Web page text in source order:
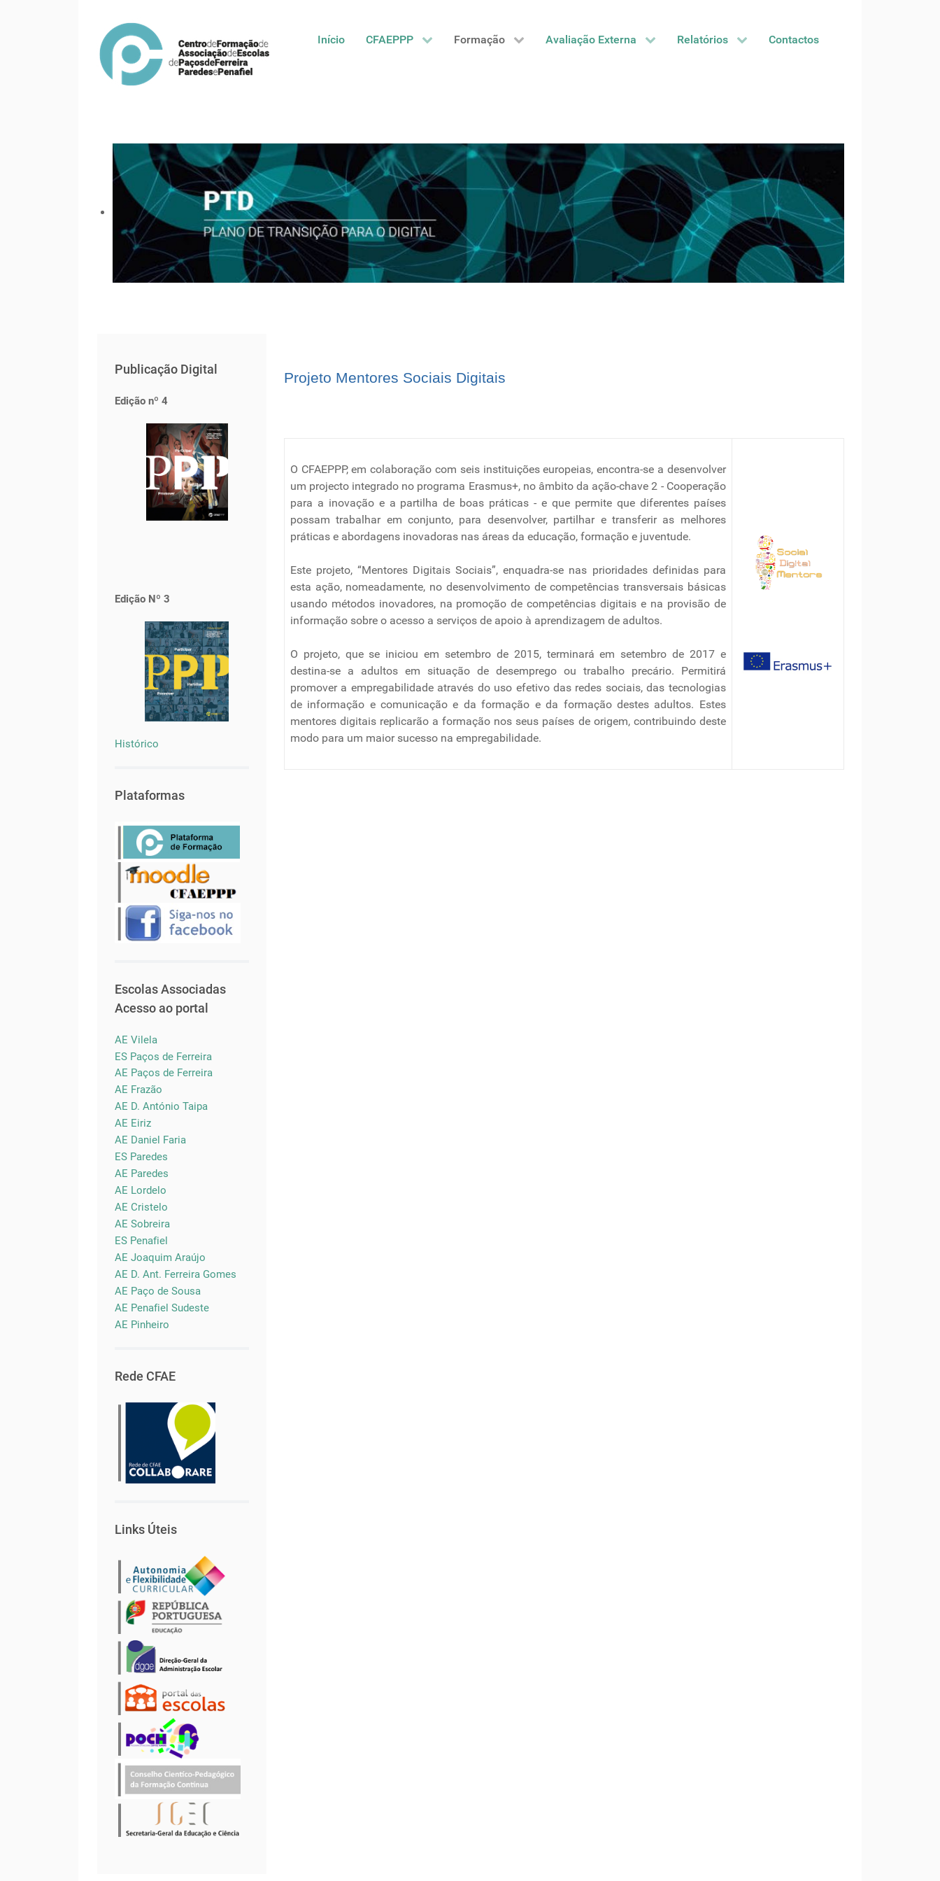
Início CFAEPPP Formação Avaliação Externa Relatórios Contactos
Publicação Digital
Edição nº 4
Edição Nº 3
Histórico
Plataformas
Escolas Associadas
Acesso ao portal
AE Vilela
ES Paços de Ferreira
AE Paços de Ferreira
AE Frazão
AE D. António Taipa
AE Eiriz
AE Daniel Faria
ES Paredes
AE Paredes
AE Lordelo
AE Cristelo
AE Sobreira
ES Penafiel
AE Joaquim Araújo
AE D. Ant. Ferreira Gomes
AE Paço de Sousa
AE Penafiel Sudeste
AE Pinheiro
Rede CFAE
Links Úteis
Projeto Mentores Sociais Digitais
O CFAEPPP, em colaboração com seis instituições europeias, encontra-se a desenvolver
um projecto integrado no programa Erasmus+, no âmbito da ação-chave 2 - Cooperação
para a inovação e a partilha de boas práticas - e que permite que diferentes países
possam trabalhar em conjunto, para desenvolver, partilhar e transferir as melhores
práticas e abordagens inovadoras nas áreas da educação, formação e juventude.
Este projeto, “Mentores Digitais Sociais”, enquadra-se nas prioridades definidas para
esta ação, nomeadamente, no desenvolvimento de competências transversais básicas
usando métodos inovadores, na promoção de competências digitais e na provisão de
informação sobre o acesso a serviços de apoio à aprendizagem de adultos.
O projeto, que se iniciou em setembro de 2015, terminará em setembro de 2017 e
destina-se a adultos em situação de desemprego ou trabalho precário. Permitirá
promover a empregabilidade através do uso efetivo das redes sociais, das tecnologias
de informação e comunicação e da formação e da formação destes adultos. Estes
mentores digitais replicarão a formação nos seus países de origem, contribuindo deste
modo para um maior sucesso na empregabilidade.